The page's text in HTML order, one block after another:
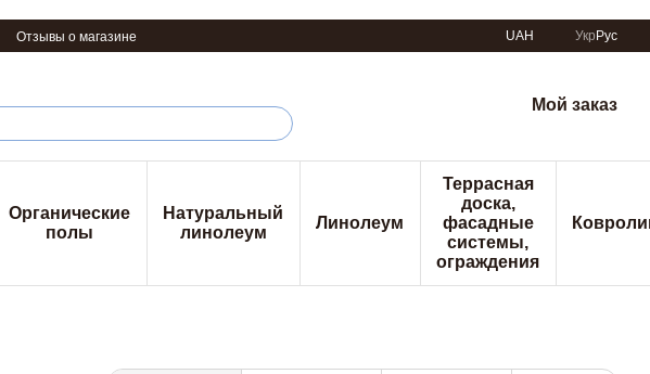
Отзывы о магазине UAH Укр Рус
Мой заказ
Органические
полы
Натуральный
линолеум
Линолеум
Террасная
доска,
фасадные
системы,
ограждения